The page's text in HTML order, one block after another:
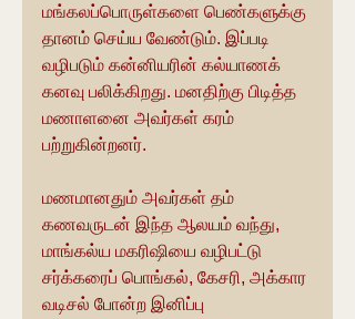
மங்கலப்பொருள்களை பெண்களுக்கு
தானம் செய்ய வேண்டும். இப்படி
வழிபடும் கன்னியரின் கல்யாணக்
கனவு பலிக்கிறது. மனதிற்கு பிடித்த
மணாளனை அவர்கள் கரம்
பற்றுகின்றனர்.
மணமானதும் அவர்கள் தம்
கணவருடன் இந்த ஆலயம் வந்து,
மாங்கல்ய மகரிஷியை வழிபட்டு
சர்க்கரைப் பொங்கல், கேசரி, அக்கார
வடிசல் போன்ற இனிப்பு